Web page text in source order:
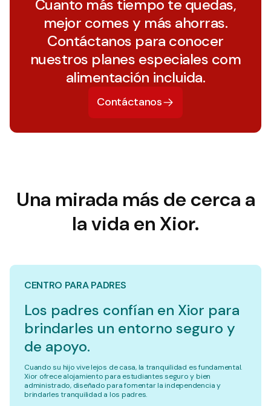
Cuanto más tiempo te quedas,
mejor comes y más ahorras.
Contáctanos para conocer
nuestros planes especiales com
alimentación incluida.
Contáctanos
Una mirada más de cerca a
la vida en Xior.
CENTRO PARA PADRES
Los padres confían en Xior para
brindarles un entorno seguro y
de apoyo.
Cuando su hijo vive lejos de casa, la tranquilidad es fundamental.
Xior ofrece alojamiento para estudiantes seguro y bien
administrado, diseñado para fomentar la independencia y
brindarles tranquilidad a los padres.